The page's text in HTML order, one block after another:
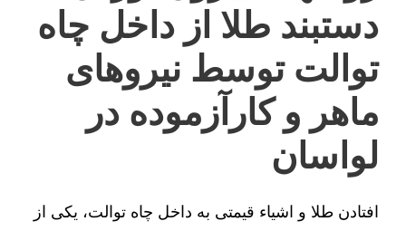
دستبند طلا از داخل چاه
توالت توسط نیروهای
ماهر و کارآزموده در
لواسان
افتادن طلا و اشیاء قیمتی به داخل چاه توالت، یکی از